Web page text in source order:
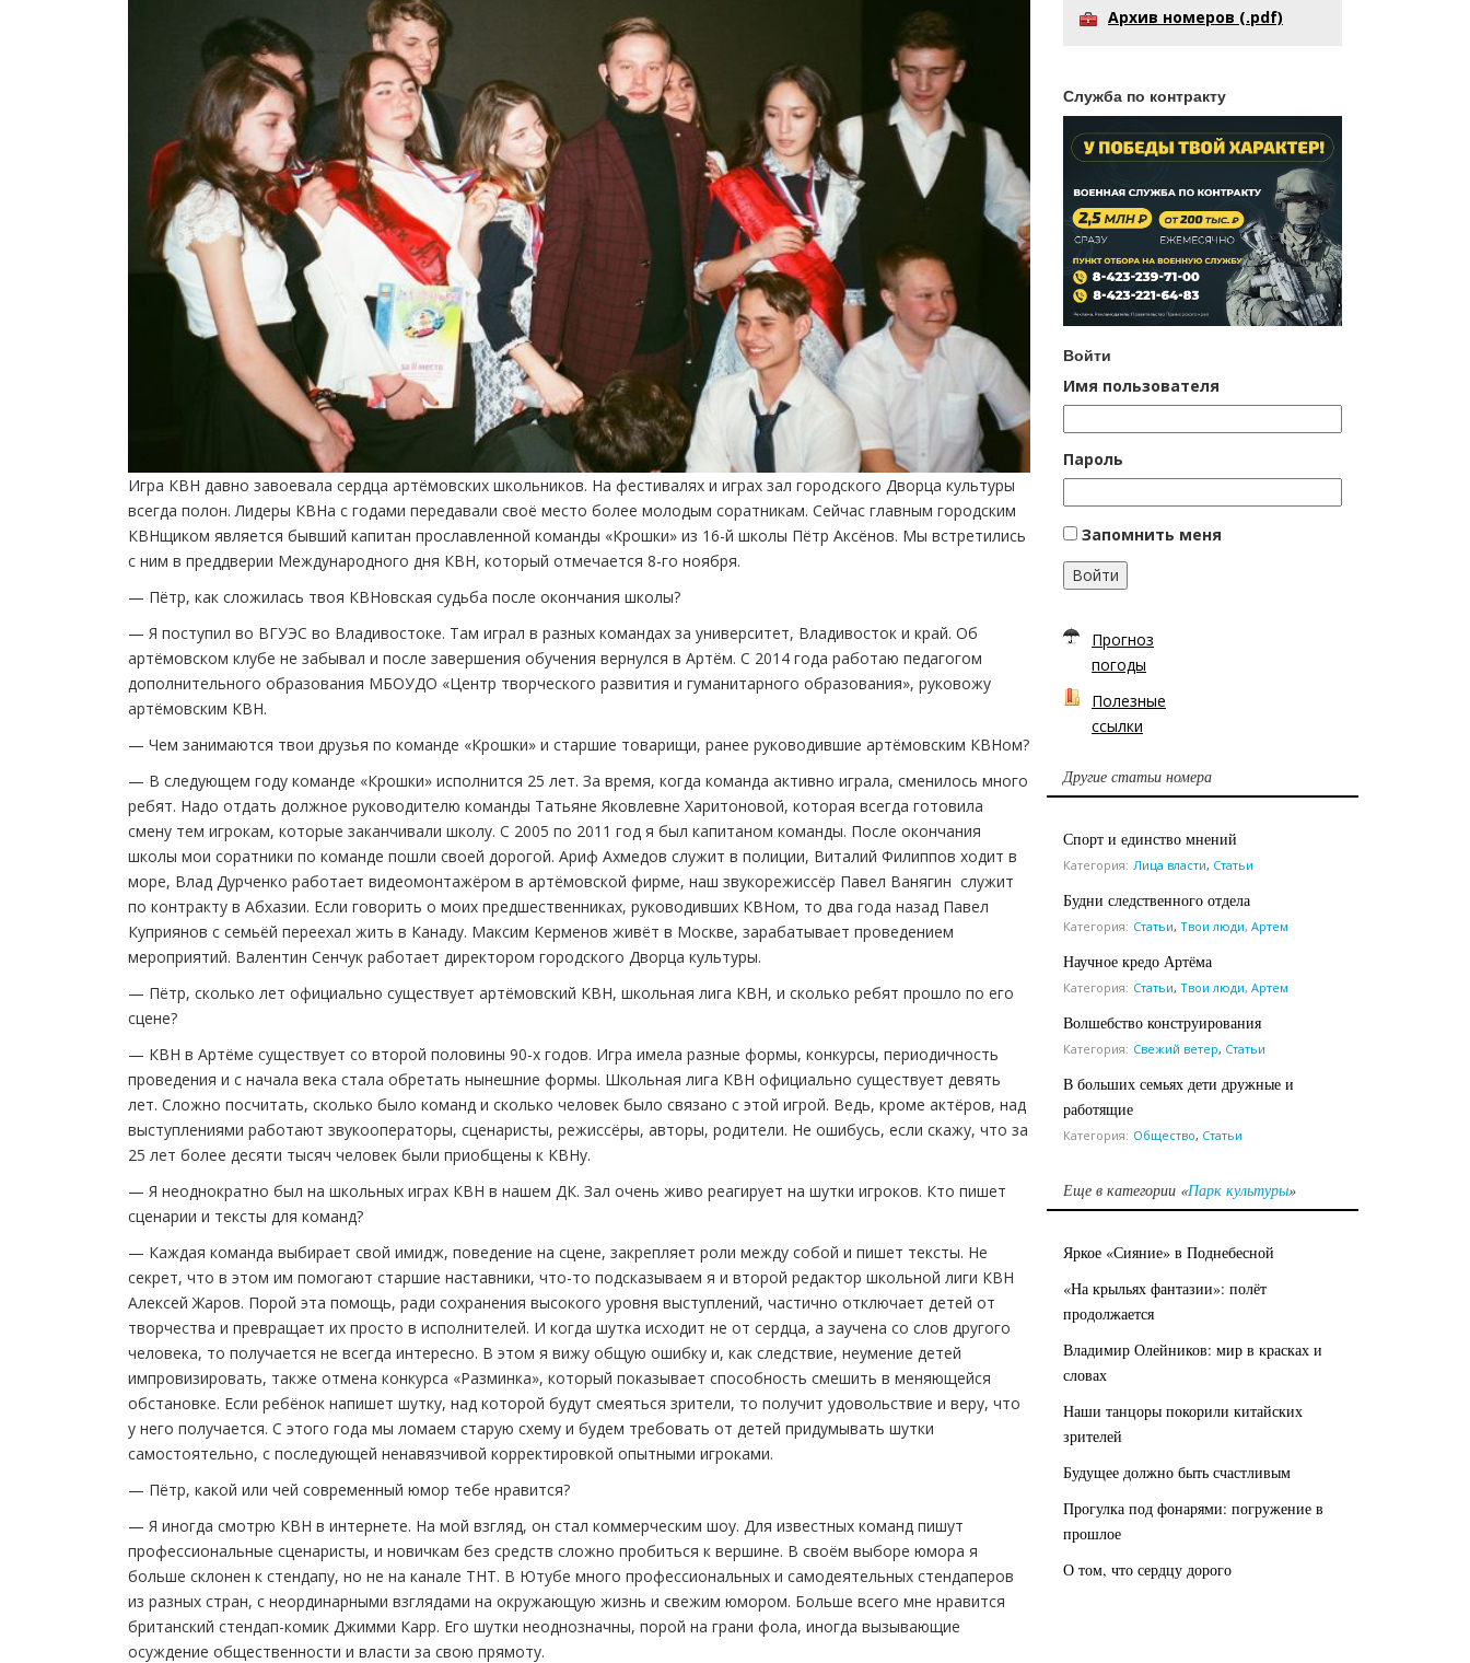
Игра КВН давно завоевала сердца артёмовских школьников. На фестивалях и играх зал городского Дворца культуры
всегда полон. Лидеры КВНа с годами передавали своё место более молодым соратникам. Сейчас главным городским
КВНщиком является бывший капитан прославленной команды «Крошки» из 16-й школы Пётр Аксёнов. Мы встретились
с ним в преддверии Международного дня КВН, который отмечается 8-го ноября.
— Пётр, как сложилась твоя КВНовская судьба после окончания школы?
— Я поступил во ВГУЭС во Владивостоке. Там играл в разных командах за университет, Владивосток и край. Об
артёмовском клубе не забывал и после завершения обучения вернулся в Артём. С 2014 года работаю педагогом
дополнительного образования МБОУДО «Центр творческого развития и гуманитарного образования», руковожу
артёмовским КВН.
— Чем занимаются твои друзья по команде «Крошки» и старшие товарищи, ранее руководившие артёмовским КВНом?
— В следующем году команде «Крошки» исполнится 25 лет. За время, когда команда активно играла, сменилось много
ребят. Надо отдать должное руководителю команды Татьяне Яковлевне Харитоновой, которая всегда готовила
смену тем игрокам, которые заканчивали школу. С 2005 по 2011 год я был капитаном команды. После окончания
школы мои соратники по команде пошли своей дорогой. Ариф Ахмедов служит в полиции, Виталий Филиппов ходит в
море, Влад Дурченко работает видеомонтажёром в артёмовской фирме, наш звукорежиссёр Павел Ванягин служит
по контракту в Абхазии. Если говорить о моих предшественниках, руководивших КВНом, то два года назад Павел
Куприянов с семьёй переехал жить в Канаду. Максим Керменов живёт в Москве, зарабатывает проведением
мероприятий. Валентин Сенчук работает директором городского Дворца культуры.
— Пётр, сколько лет официально существует артёмовский КВН, школьная лига КВН, и сколько ребят прошло по его
сцене?
— КВН в Артёме существует со второй половины 90-х годов. Игра имела разные формы, конкурсы, периодичность
проведения и с начала века стала обретать нынешние формы. Школьная лига КВН официально существует девять
лет. Сложно посчитать, сколько было команд и сколько человек было связано с этой игрой. Ведь, кроме актёров, над
выступлениями работают звукооператоры, сценаристы, режиссёры, авторы, родители. Не ошибусь, если скажу, что за
25 лет более десяти тысяч человек были приобщены к КВНу.
— Я неоднократно был на школьных играх КВН в нашем ДК. Зал очень живо реагирует на шутки игроков. Кто пишет
сценарии и тексты для команд?
— Каждая команда выбирает свой имидж, поведение на сцене, закрепляет роли между собой и пишет тексты. Не
секрет, что в этом им помогают старшие наставники, что-то подсказываем я и второй редактор школьной лиги КВН
Алексей Жаров. Порой эта помощь, ради сохранения высокого уровня выступлений, частично отключает детей от
творчества и превращает их просто в исполнителей. И когда шутка исходит не от сердца, а заучена со слов другого
человека, то получается не всегда интересно. В этом я вижу общую ошибку и, как следствие, неумение детей
импровизировать, также отмена конкурса «Разминка», который показывает способность смешить в меняющейся
обстановке. Если ребёнок напишет шутку, над которой будут смеяться зрители, то получит удовольствие и веру, что
у него получается. С этого года мы ломаем старую схему и будем требовать от детей придумывать шутки
самостоятельно, с последующей ненавязчивой корректировкой опытными игроками.
— Пётр, какой или чей современный юмор тебе нравится?
— Я иногда смотрю КВН в интернете. На мой взгляд, он стал коммерческим шоу. Для известных команд пишут
профессиональные сценаристы, и новичкам без средств сложно пробиться к вершине. В своём выборе юмора я
больше склонен к стендапу, но не на канале ТНТ. В Ютубе много профессиональных и самодеятельных стендаперов
из разных стран, с неординарными взглядами на окружающую жизнь и свежим юмором. Больше всего мне нравится
британский стендап-комик Джимми Карр. Его шутки неоднозначны, порой на грани фола, иногда вызывающие
осуждение общественности и власти за свою прямоту.
Архив номеров (.pdf)
Служба по контракту
Войти
Имя пользователя
Пароль
Запомнить меня
Войти
Прогноз
погоды
Полезные
ссылки
Другие статьи номера
Спорт и единство мнений
Категория: Лица власти, Статьи
Будни следственного отдела
Категория: Статьи, Твои люди, Артем
Научное кредо Артёма
Категория: Статьи, Твои люди, Артем
Волшебство конструирования
Категория: Свежий ветер, Статьи
В больших семьях дети дружные и
работящие
Категория: Общество, Статьи
Еще в категории «Парк культуры»
Яркое «Сияние» в Поднебесной
«На крыльях фантазии»: полёт
продолжается
Владимир Олейников: мир в красках и
словах
Наши танцоры покорили китайских
зрителей
Будущее должно быть счастливым
Прогулка под фонарями: погружение в
прошлое
О том, что сердцу дорого